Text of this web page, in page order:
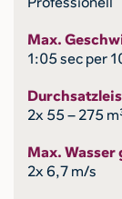
Max.
1:05 sec per
2x 55 – 275
Max.
2x 6,7 m/s